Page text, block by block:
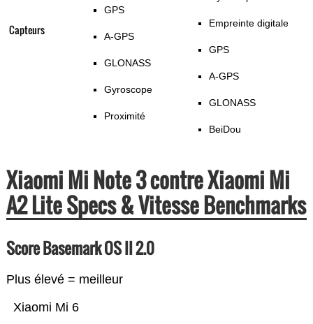
Capteurs
GPS
A-GPS
GLONASS
Gyroscope
Proximité
Empreinte digitale
GPS
A-GPS
GLONASS
BeiDou
Xiaomi Mi Note 3 contre Xiaomi Mi
A2 Lite Specs & Vitesse Benchmarks
Score Basemark OS II 2.0
Plus élevé = meilleur
Xiaomi Mi 6